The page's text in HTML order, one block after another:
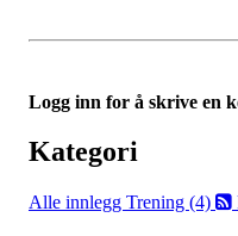
Logg inn for å skrive en
Kategori
Alle innlegg Trening (4)